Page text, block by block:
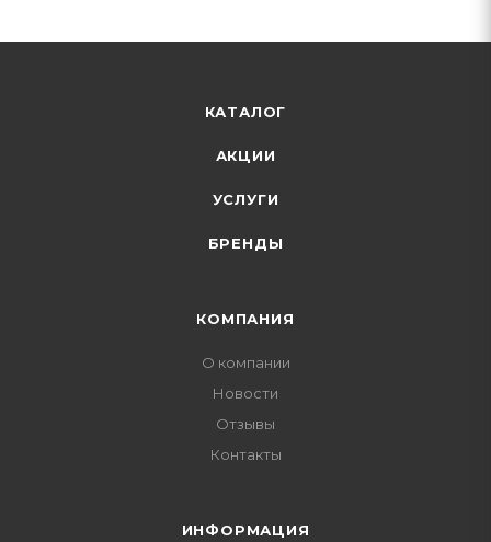
КАТАЛОГ
АКЦИИ
УСЛУГИ
БРЕНДЫ
КОМПАНИЯ
О компании
Новости
Отзывы
Контакты
ИНФОРМАЦИЯ